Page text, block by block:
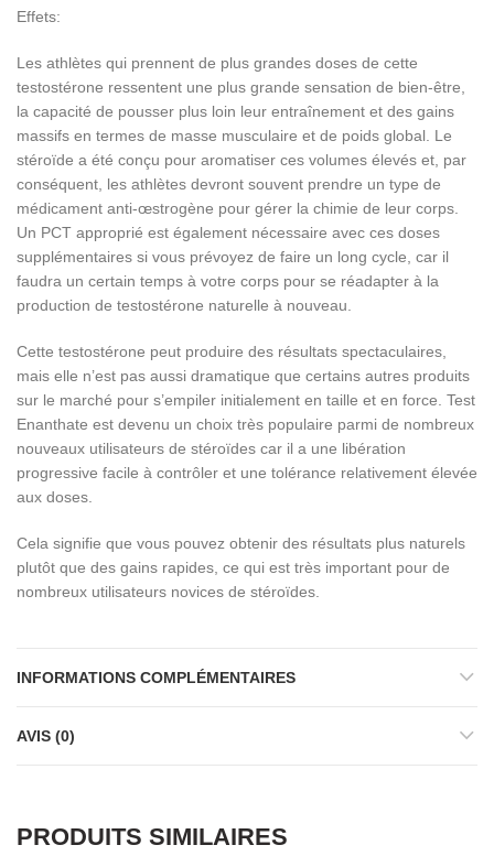
Effets:
Les athlètes qui prennent de plus grandes doses de cette
testostérone ressentent une plus grande sensation de bien-être,
la capacité de pousser plus loin leur entraînement et des gains
massifs en termes de masse musculaire et de poids global. Le
stéroïde a été conçu pour aromatiser ces volumes élevés et, par
conséquent, les athlètes devront souvent prendre un type de
médicament anti-œstrogène pour gérer la chimie de leur corps.
Un PCT approprié est également nécessaire avec ces doses
supplémentaires si vous prévoyez de faire un long cycle, car il
faudra un certain temps à votre corps pour se réadapter à la
production de testostérone naturelle à nouveau.
Cette testostérone peut produire des résultats spectaculaires,
mais elle n’est pas aussi dramatique que certains autres produits
sur le marché pour s’empiler initialement en taille et en force. Test
Enanthate est devenu un choix très populaire parmi de nombreux
nouveaux utilisateurs de stéroïdes car il a une libération
progressive facile à contrôler et une tolérance relativement élevée
aux doses.
Cela signifie que vous pouvez obtenir des résultats plus naturels
plutôt que des gains rapides, ce qui est très important pour de
nombreux utilisateurs novices de stéroïdes.
INFORMATIONS COMPLÉMENTAIRES
AVIS (0)
PRODUITS SIMILAIRES